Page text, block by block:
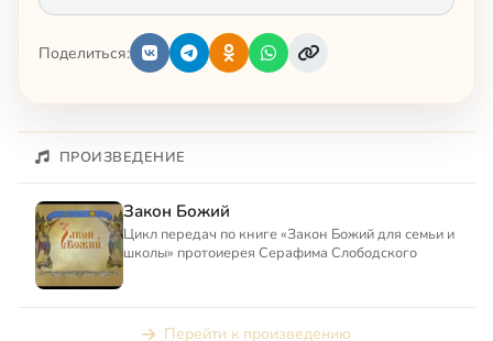
Поделиться:
ПРОИЗВЕДЕНИЕ
Закон Божий
Цикл передач по книге «Закон Божий для семьи и
школы» протоиерея Серафима Слободского
Перейти к произведению